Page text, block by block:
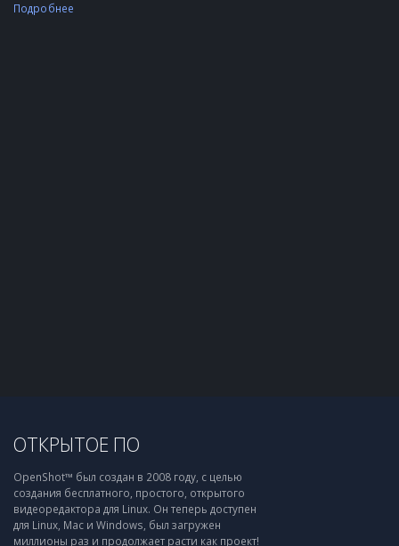
Подробнее
ОТКРЫТОЕ ПО
OpenShot™ был создан в 2008 году, с целью
создания бесплатного, простого, открытого
видеоредактора для Linux. Он теперь доступен
для Linux, Mac и Windows, был загружен
миллионы раз и продолжает расти как проект!